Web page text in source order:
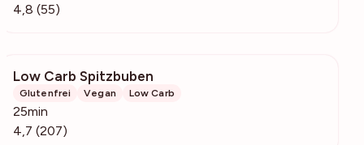
4,8 (55)
Low Carb Spitzbuben
Glutenfrei Vegan Low Carb
25min
4,7 (207)